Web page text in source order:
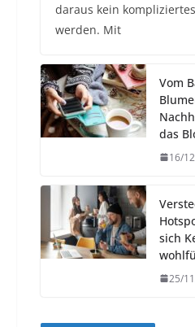
daraus kein
werden. Mit
Vom
das
16/
sich
25/